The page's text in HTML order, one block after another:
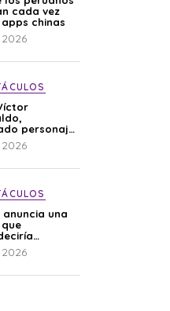
cada vez
chinas
personaje
y
de Shirley
una
de La
“Hay un